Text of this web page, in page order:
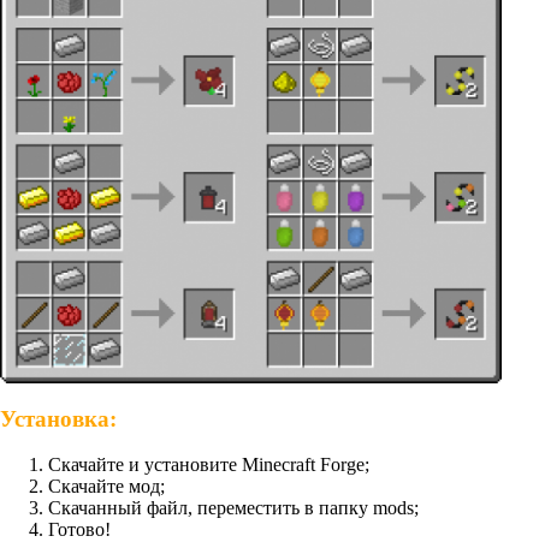
Установка:
Скачайте и установите Minecraft Forge;
Скачайте мод;
Скачанный файл, переместить в папку mods;
Готово!